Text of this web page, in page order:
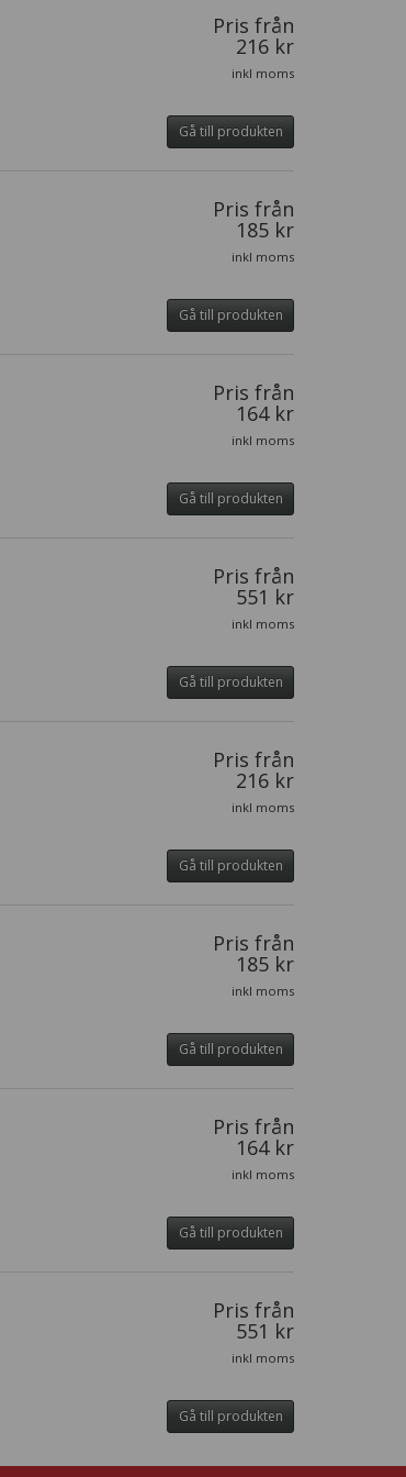
Pris från
216 kr
inkl moms
Gå till produkten
Pris från
185 kr
inkl moms
Gå till produkten
Pris från
164 kr
inkl moms
Gå till produkten
Pris från
551 kr
inkl moms
Gå till produkten
Pris från
216 kr
inkl moms
Gå till produkten
Pris från
185 kr
inkl moms
Gå till produkten
Pris från
164 kr
inkl moms
Gå till produkten
Pris från
551 kr
inkl moms
Gå till produkten